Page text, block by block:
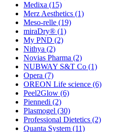
Medixa (15)
Merz Aesthetics (1)
Meso-relle (19)
miraDry® (1)
My PND (2)
Nithya (2)
Novias Pharma (2)
NUBWAY S&T Co (1)
Opera (7)
OREON Life science (6)
Peel2Glow (6)
Piennedi (2)
Plasmogel (30)
Professional Dietetics (2)
Quanta System (11)